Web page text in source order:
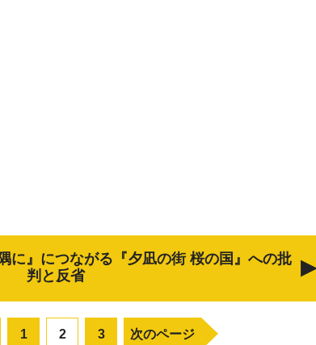
に』につながる『夕凪の街 桜の国』への批
判と反省
1 2 3 次のページ